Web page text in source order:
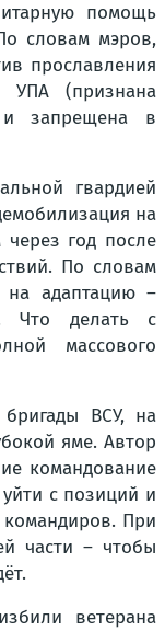
помощь
словам мэров,
прославления
УПА (признана
и запрещена в
гвардией
на
год после
По словам
на адаптацию –
Что делать с
массового
ВСУ, на
яме. Автор
командование
с позиций и
При
части – чтобы
ветерана